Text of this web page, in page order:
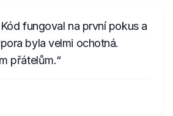
fungoval na první pokus a
byla velmi ochotná.
přátelům.